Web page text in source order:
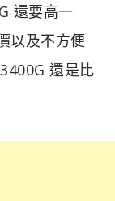
還要高一
以及不方便
還是比